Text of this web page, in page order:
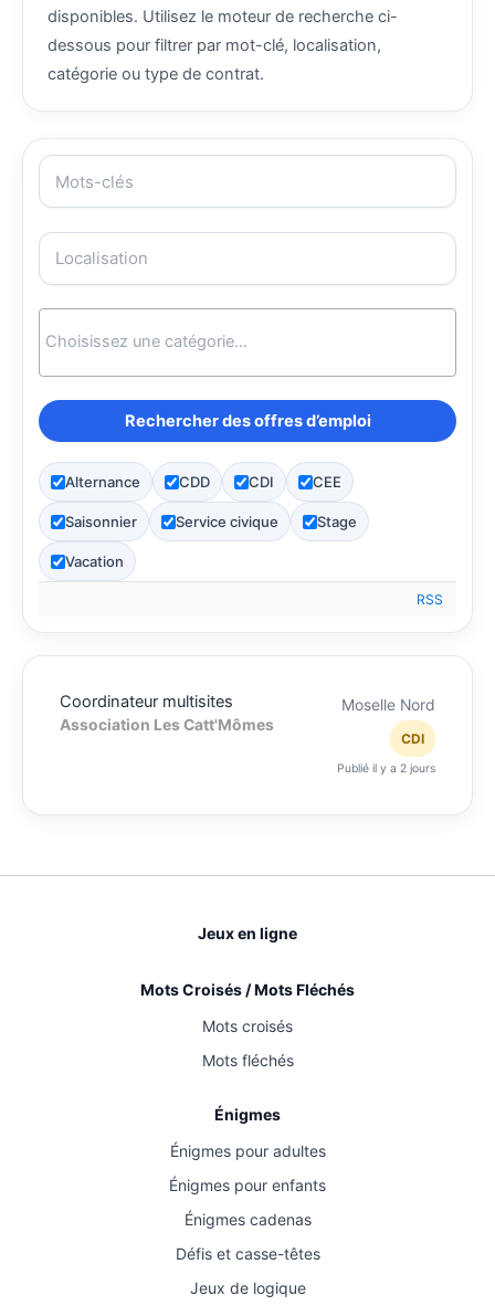
disponibles. Utilisez le moteur de recherche ci-
dessous pour filtrer par mot-clé, localisation,
catégorie ou type de contrat.
Alternance CDD CDI CEE
Saisonnier Service civique Stage
Vacation
RSS
Coordinateur multisites
Association Les Catt'Mômes
Moselle Nord
CDI
Publié il y a 2 jours
Jeux en ligne
Mots Croisés / Mots Fléchés
Mots croisés
Mots fléchés
Énigmes
Énigmes pour adultes
Énigmes pour enfants
Énigmes cadenas
Défis et casse-têtes
Jeux de logique